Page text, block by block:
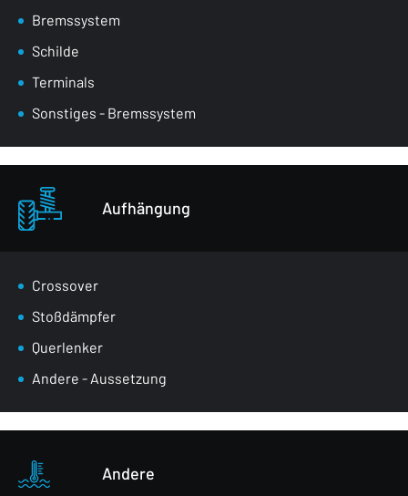
Bremssystem
Schilde
Terminals
Sonstiges - Bremssystem
Aufhängung
Crossover
Stoßdämpfer
Querlenker
Andere - Aussetzung
Andere